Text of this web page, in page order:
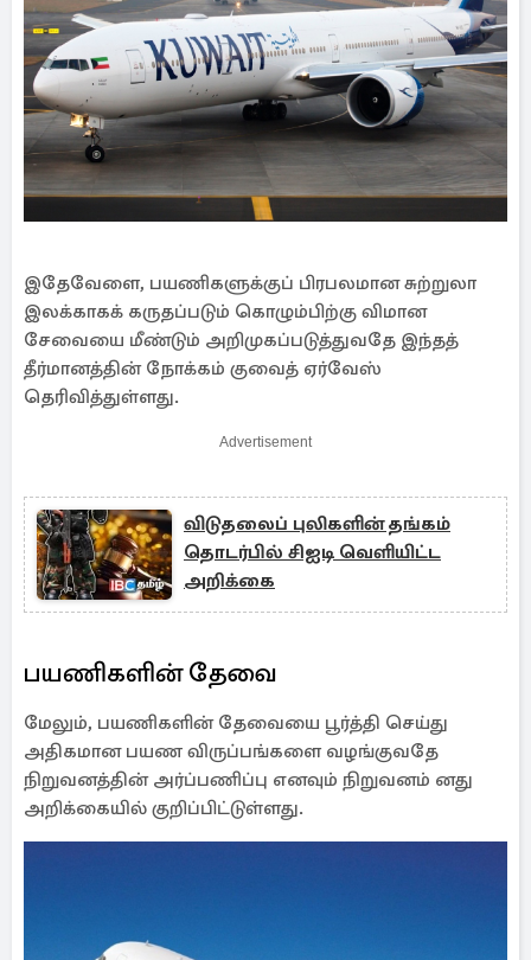
இதேவேளை, பயணிகளுக்குப் பிரபலமான சுற்றுலா
இலக்காகக் கருதப்படும் கொழும்பிற்கு விமான
சேவையை மீண்டும் அறிமுகப்படுத்துவதே இந்தத்
தீர்மானத்தின் நோக்கம் குவைத் ஏர்வேஸ்
தெரிவித்துள்ளது.
Advertisement
விடுதலைப் புலிகளின் தங்கம்
தொடர்பில் சிஐடி வெளியிட்ட
அறிக்கை
பயணிகளின் தேவை
மேலும், பயணிகளின் தேவையை பூர்த்தி செய்து
அதிகமான பயண விருப்பங்களை வழங்குவதே
நிறுவனத்தின் அர்ப்பணிப்பு எனவும் நிறுவனம் னது
அறிக்கையில் குறிப்பிட்டுள்ளது.